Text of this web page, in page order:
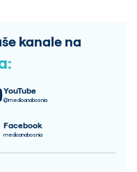
kanale na
YouTube
@medicanabosnia
Facebook
medicanabosnia